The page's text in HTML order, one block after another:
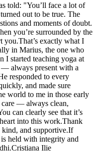
told: "You’ll face a lot of
out to be true. The
and moments of doubt.
you’re surrounded by the
exactly what I
in Marius, the one who
I started teaching yoga at
— always present with a
responded to every
and made sure
world to me in those early
care — always clean,
can clearly see that it’s
into this work.Thank
and supportive.If
held with integrity and
Ilie